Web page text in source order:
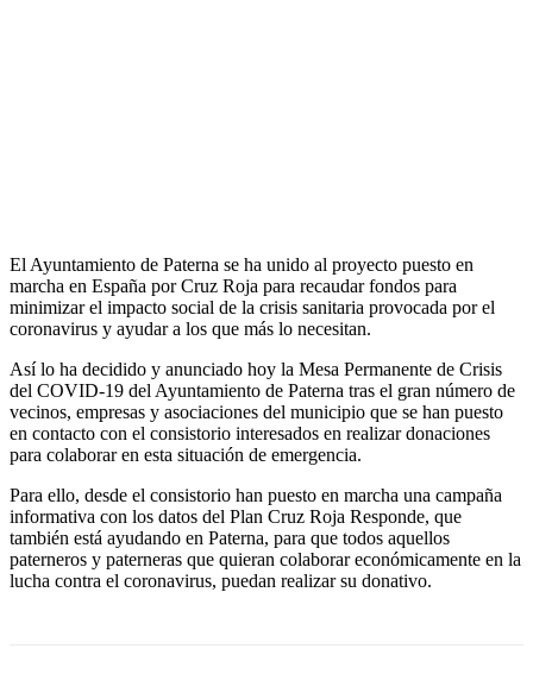
El Ayuntamiento de Paterna se ha unido al proyecto puesto en
marcha en España por Cruz Roja para recaudar fondos para
minimizar el impacto social de la crisis sanitaria provocada por el
coronavirus y ayudar a los que más lo necesitan.
Así lo ha decidido y anunciado hoy la Mesa Permanente de Crisis
del COVID-19 del Ayuntamiento de Paterna tras el gran número de
vecinos, empresas y asociaciones del municipio que se han puesto
en contacto con el consistorio interesados en realizar donaciones
para colaborar en esta situación de emergencia.
Para ello, desde el consistorio han puesto en marcha una campaña
informativa con los datos del Plan Cruz Roja Responde, que
también está ayudando en Paterna, para que todos aquellos
paterneros y paterneras que quieran colaborar económicamente en la
lucha contra el coronavirus, puedan realizar su donativo.